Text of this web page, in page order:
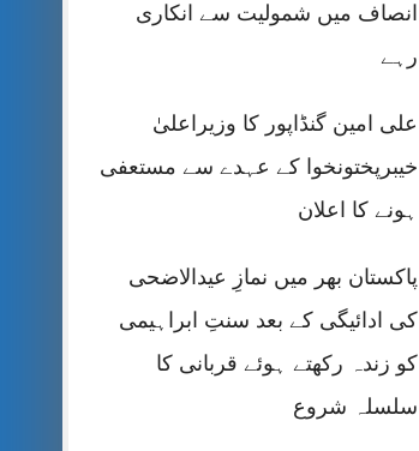
انصاف میں شمولیت سے انکاری
رہے
علی امین گنڈاپور کا وزیراعلیٰ
خیبرپختونخوا کے عہدے سے مستعفی
ہونے کا اعلان
پاکستان بھر میں نمازِ عیدالاضحی
کی ادائیگی کے بعد سنتِ ابراہیمی
کو زندہ رکھتے ہوئے قربانی کا
سلسلہ شروع